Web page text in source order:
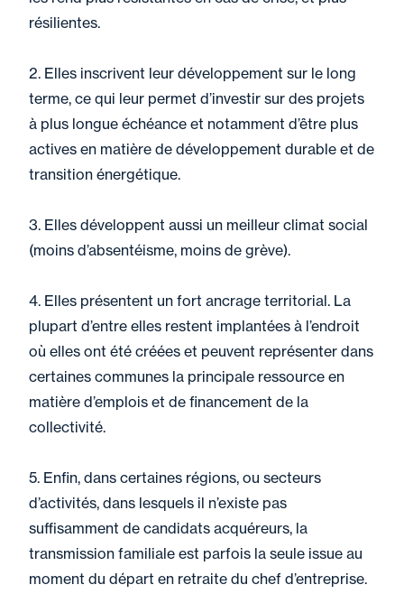
résilientes.
2. Elles inscrivent leur développement sur le long
terme, ce qui leur permet d’investir sur des projets
à plus longue échéance et notamment d’être plus
actives en matière de développement durable et de
transition énergétique.
3. Elles développent aussi un meilleur climat social
(moins d’absentéisme, moins de grève).
4. Elles présentent un fort ancrage territorial. La
plupart d’entre elles restent implantées à l’endroit
où elles ont été créées et peuvent représenter dans
certaines communes la principale ressource en
matière d’emplois et de financement de la
collectivité.
5. Enfin, dans certaines régions, ou secteurs
d’activités, dans lesquels il n’existe pas
suffisamment de candidats acquéreurs, la
transmission familiale est parfois la seule issue au
moment du départ en retraite du chef d’entreprise.